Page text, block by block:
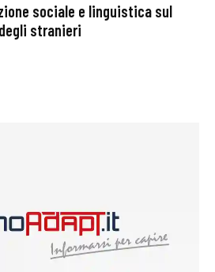
sociale e linguistica sul
stranieri